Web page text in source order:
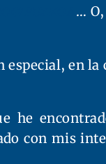
…
en
he
con mis